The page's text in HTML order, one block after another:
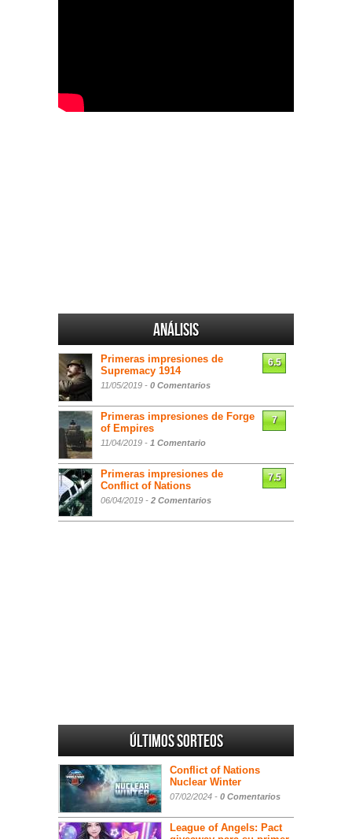
Análisis
Primeras impresiones de
Supremacy 1914
11/05/2019 - 0 Comentarios
6.5
Primeras impresiones de Forge
of Empires
11/04/2019 - 1 Comentario
7
Primeras impresiones de
Conflict of Nations
06/04/2019 - 2 Comentarios
7.5
Últimos sorteos
Conflict of Nations
Nuclear Winter
07/02/2024 - 0 Comentarios
League of Angels: Pact